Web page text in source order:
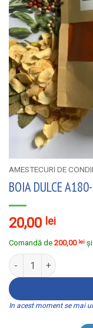
AMESTECURI DE
BOIA DULCE
20,00 lei
Comandă de 200,00 lei
Cantitate BOIA
In acest moment se mai